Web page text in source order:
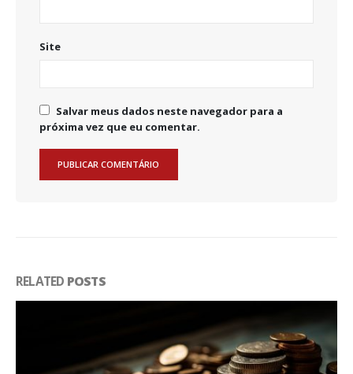
Site
Salvar meus dados neste navegador para a
próxima vez que eu comentar.
RELATED POSTS